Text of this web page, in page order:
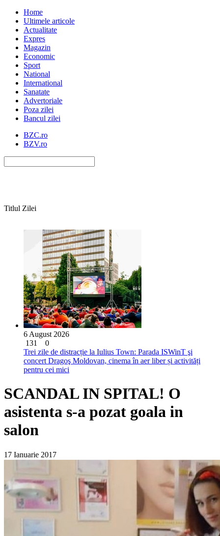
Home
Ultimele articole
Actualitate
Expres
Magazin
Economic
Sport
National
International
Sanatate
Advertoriale
Poza zilei
Bancul zilei
BZC.ro
BZV.ro
Titlul Zilei
6 August 2026
131
0
Trei zile de distracție la Iulius Town: Parada ISWinT şi
concert Dragoş Moldovan, cinema în aer liber și activități
pentru cei mici
SCANDAL IN SPITAL! O
asistenta s-a pozat goala in
salon
17 Ianuarie 2017